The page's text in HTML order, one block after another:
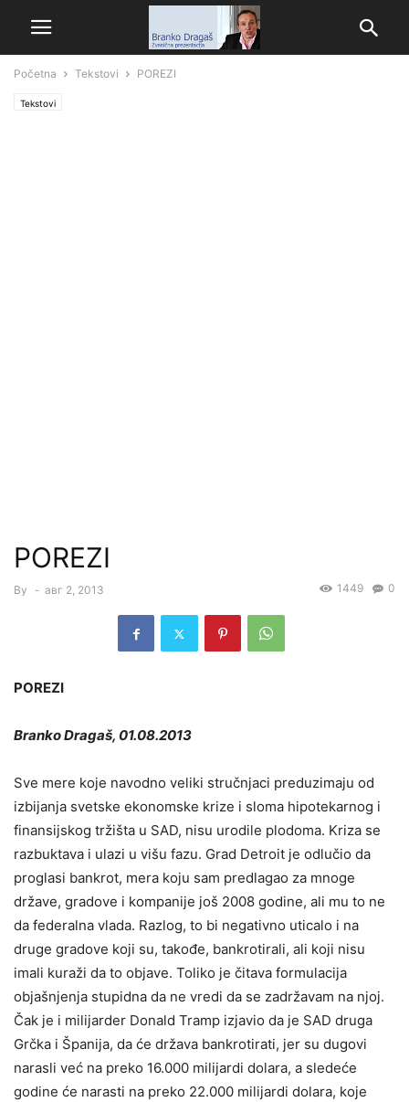
Početna Tekstovi POREZI
Tekstovi
POREZI
By - авг 2, 2013 0
1449
POREZI
Branko Dragaš, 01.08.2013
Sve mere koje navodno veliki stručnjaci preduzimaju od
izbijanja svetske ekonomske krize i sloma hipotekarnog i
finansijskog tržišta u SAD, nisu urodile plodoma. Kriza se
razbuktava i ulazi u višu fazu. Grad Detroit je odlučio da
proglasi bankrot, mera koju sam predlagao za mnoge
države, gradove i kompanije još 2008 godine, ali mu to ne
da federalna vlada. Razlog, to bi negativno uticalo i na
druge gradove koji su, takođe, bankrotirali, ali koji nisu
imali kuraži da to objave. Toliko je čitava formulacija
objašnjenja stupidna da ne vredi da se zadržavam na njoj.
Čak je i milijarder Donald Tramp izjavio da je SAD druga
Grčka i Španija, da će država bankrotirati, jer su dugovi
narasli već na preko 16.000 milijardi dolara, a sledeće
godine će narasti na preko 22.000 milijardi dolara, koje